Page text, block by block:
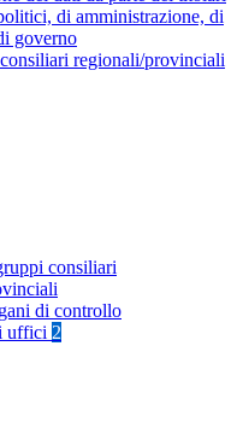
di amministrazione, di
governo
regionali/provinciali
consiliari
di controllo
uffici 2